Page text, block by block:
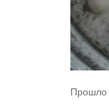
Прошло